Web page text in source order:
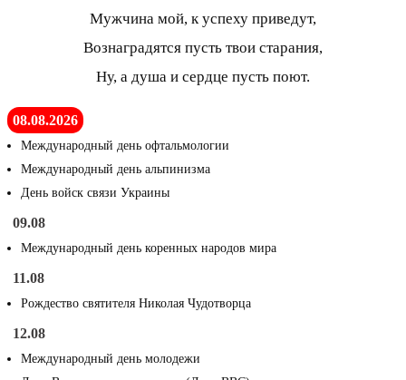
Мужчина мой, к успеху приведут,
Вознаградятся пусть твои старания,
Ну, а душа и сердце пусть поют.
08.08.2026
Международный день офтальмологии
Международный день альпинизма
День войск связи Украины
09.08
Международный день коренных народов мира
11.08
Рождество святителя Николая Чудотворца
12.08
Международный день молодежи